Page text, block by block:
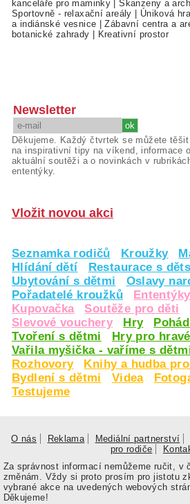
kanceláře pro maminky |Skanzeny a
Sportovně - relaxační areály
Úniková hra
a indiánské vesnice |Zábavní centra a
botanické zahrady
Kreativní prostor
Newsletter
Děkujeme. Každý čtvrtek se můžete těšit
na inspirativní tipy na víkend, informace o
aktuální soutěži a o novinkách v
ententýky.
Vložit novou akci
Seznamka rodičů Kroužky
Hlídání dětí
Restaurace s
Ubytování s dětmi
Oslavy
Pořadatelé kroužků
Kupovačka
Soutěže pro děti
Slevové vouchery
Hry
Tvoření s dětmi
Hry pro hravé
Vařila myšička - vaříme s
Rozhovory
Knihy a hudba
Bydlení s dětmi
Videa
Testujeme
O nás Reklama Mediální partnerství
pro rodiče
Za správnost informací nemůžeme ručit, v
změnám. Vždy si proto prosím pro jistotu
vybrané akce na uvedených webových
Děkujeme!